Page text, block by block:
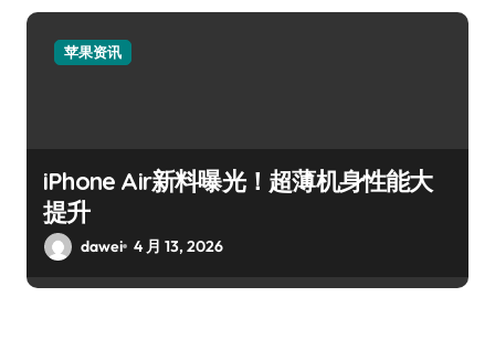
苹果资讯
iPhone Air新料曝光！超薄机身性能大
提升
dawei 4 月 13, 2026